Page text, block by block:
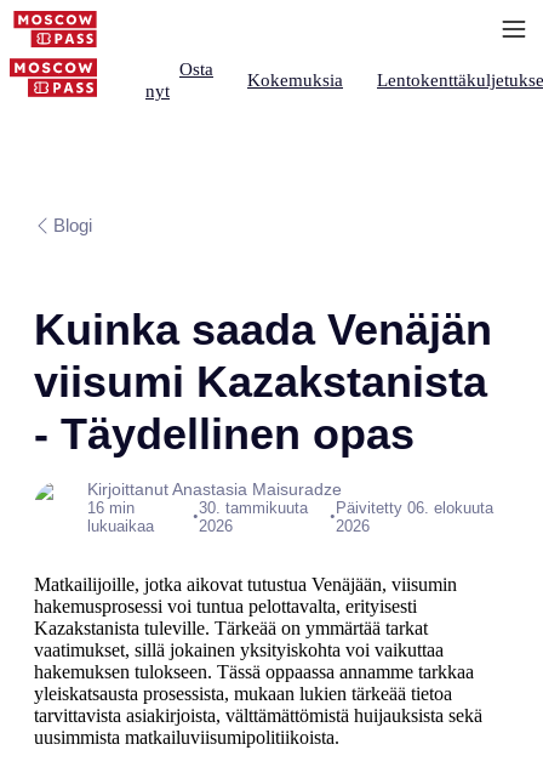
Osta
nyt
Kokemuksia
Blogi
Kuinka saada Venäjän
viisumi Kazakstanista
- Täydellinen opas
Kirjoittanut Anastasia Maisuradze
16 min
lukuaikaa
•30. tammikuuta
2026
• Päivitetty 06. elokuuta
2026
Matkailijoille, jotka aikovat tutustua Venäjään, viisumin
hakemusprosessi voi tuntua pelottavalta, erityisesti
Kazakstanista tuleville. Tärkeää on ymmärtää tarkat
vaatimukset, sillä jokainen yksityiskohta voi vaikuttaa
hakemuksen tulokseen. Tässä oppaassa annamme tarkkaa
yleiskatsausta prosessista, mukaan lukien tärkeää tietoa
tarvittavista asiakirjoista, välttämättömistä huijauksista sekä
uusimmista matkailuviisumipolitiikoista.